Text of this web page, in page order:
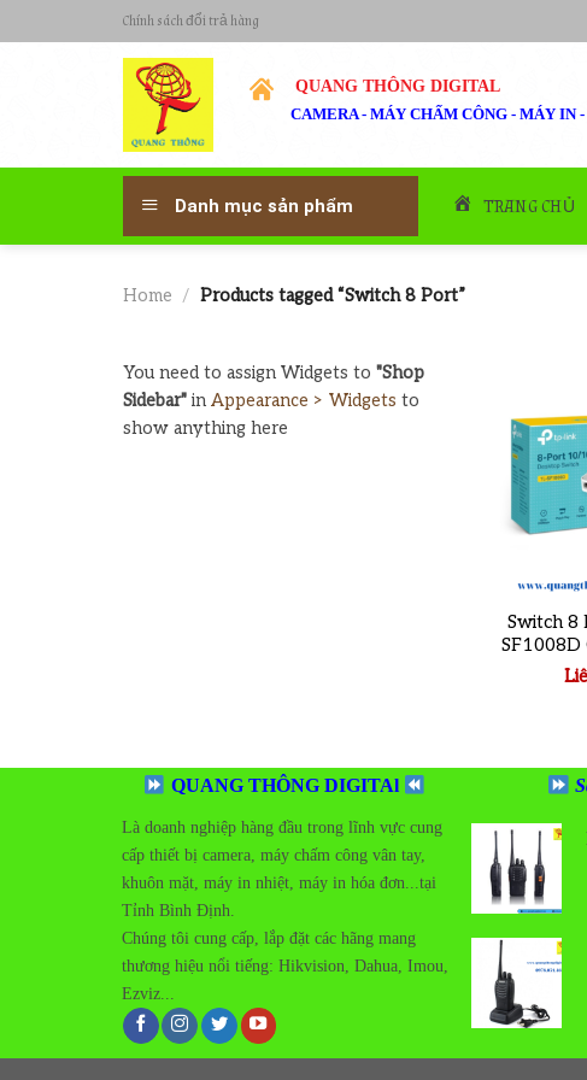
to
Chính sách đổi trả hàng
QUANG THÔNG DIGITAL
CAMERA - MÁY CHẤM CÔNG - MÁY IN
Danh mục sản phẩm TRANG CHỦ
Home / Products tagged “Switch 8 Port”
You need to assign Widgets to "Shop
Sidebar" in Appearance > Widgets to
show anything here
Switch 8
SF1008D
QUANG THÔNG DIGITAl
Là doanh nghiệp hàng đầu trong lĩnh vực cung
cấp thiết bị camera, máy chấm công vân tay,
khuôn mặt, máy in nhiệt, máy in hóa đơn...tại
Tỉnh Bình Định.
Chúng tôi cung cấp, lắp đặt các hãng mang
thương hiệu nổi tiếng: Hikvision, Dahua, Imou,
Ezviz...
wishlist
wishlist